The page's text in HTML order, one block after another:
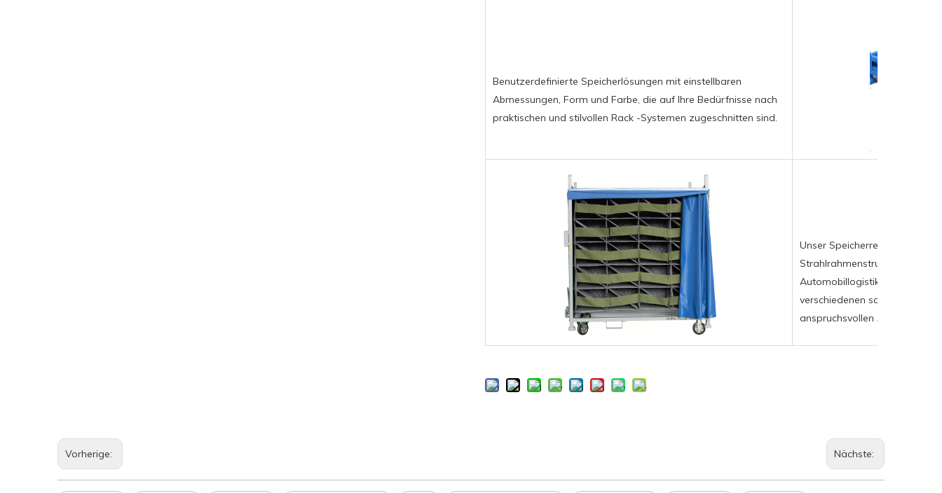
Benutzerdefinierte Speicherlösungen mit einstellbaren
Abmessungen, Form und Farbe, die auf Ihre Bedürfnisse nach
praktischen und stilvollen Rack -Systemen zugeschnitten sind.
Unser Speicherregal verfügt
Strahlrahmenstruktur, die sich
Automobillogistik eignet. Es
verschiedenen schweren
anspruchsvollen
Vorherige: Nächste: